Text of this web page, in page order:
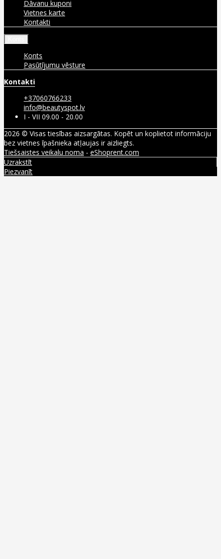
Dāvanu kuponi
Vietnes karte
Kontakti
Konts
Pasūtījumu vēsture
Kontakti
+37060766233
info@beautyspot.lv
I - VII 09.00 - 20.00
2026 © Visas tiesības aizsargātas. Kopēt un koplietot informāciju
bez vietnes īpašnieka atļaujas ir aizliegts.
Tiešsaistes veikalu noma - eShoprent.com
Uzrakstīt
Piezvanīt